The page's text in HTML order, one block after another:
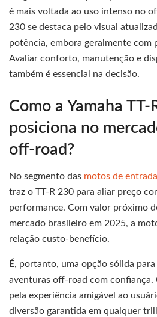
é mais voltada ao uso intenso no
230 se destaca pelo visual
potência, embora geralmente com
Avaliar conforto, manutenção e
também é essencial na decisão.
Como a Yamaha TT-
posiciona no
off-road?
No segmento das motos de
traz o TT-R 230 para aliar preço
performance. Com valor próximo
mercado brasileiro em 2025, a
relação custo-benefício.
É, portanto, uma opção sólida
aventuras off-road com confiança.
pela experiência amigável ao
diversão garantida em qualquer